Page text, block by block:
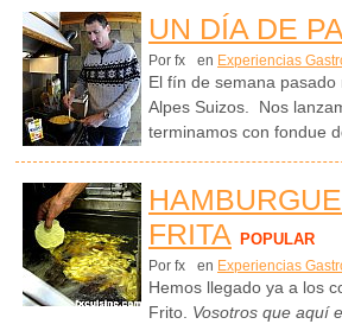
UN DÍA DE
Por fx en Experiencias
El fín de semana
Alpes Suizos. Nos
terminamos con fondue
FRITA
POPULAR
Por fx en Experiencias
Hemos llegado ya a los
Frito. Vosotros que aquí